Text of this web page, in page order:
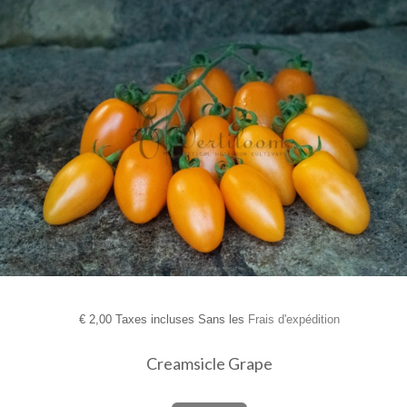
€2,00 Taxes incluses Sans les Frais d'expédition
Creamsicle Grape